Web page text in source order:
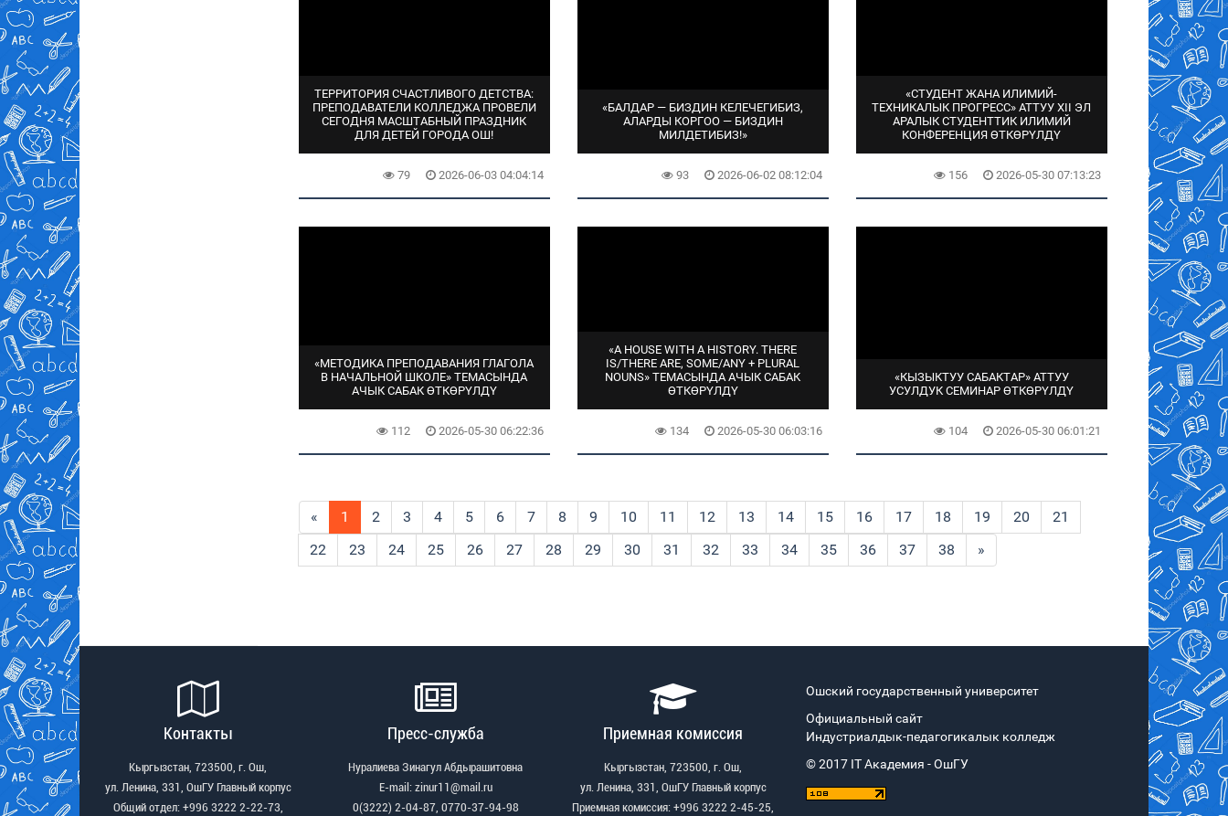
ТЕРРИТОРИЯ СЧАСТЛИВОГО ДЕТСТВА:
ПРЕПОДАВАТЕЛИ КОЛЛЕДЖА ПРОВЕЛИ
СЕГОДНЯ МАСШТАБНЫЙ ПРАЗДНИК
ДЛЯ ДЕТЕЙ ГОРОДА ОШ!
79 2026-06-03 04:04:14
«БАЛДАР — БИЗДИН КЕЛЕЧЕГИБИЗ,
АЛАРДЫ КОРГОО — БИЗДИН
МИЛДЕТИБИЗ!»
93 2026-06-02 08:12:04
«СТУДЕНТ ЖАНА ИЛИМИЙ-
ТЕХНИКАЛЫК ПРОГРЕСС» АТТУУ XII ЭЛ
АРАЛЫК СТУДЕНТТИК ИЛИМИЙ
КОНФЕРЕНЦИЯ ӨТКӨРҮЛДҮ
156 2026-05-30 07:13:23
«МЕТОДИКА ПРЕПОДАВАНИЯ ГЛАГОЛА
В НАЧАЛЬНОЙ ШКОЛЕ» ТЕМАСЫНДА
АЧЫК САБАК ӨТКӨРҮЛДҮ
112 2026-05-30 06:22:36
«A HOUSE WITH A HISTORY. THERE
IS/THERE ARE, SOME/ANY + PLURAL
NOUNS» ТЕМАСЫНДА АЧЫК САБАК
ӨТКӨРҮЛДҮ
134 2026-05-30 06:03:16
«КЫЗЫКТУУ САБАКТАР» АТТУУ
УСУЛДУК СЕМИНАР ӨТКӨРҮЛДҮ
104 2026-05-30 06:01:21
« 1 2 3 4 5 6 7 8 9 10 11 12 13 14 15 16 17 18 19 20
21
22
23 24 25 26 27 28 29 30 31 32 33 34 35 36 37 38 »
Контакты
Кыргызстан, 723500, г. Ош,
ул. Ленина, 331, ОшГУ Главный корпус
Общий отдел: +996 3222 2-22-73,
Пресс-служба
Нуралиева Зинагул Абдырашитовна
Е-mail: zinur11@mail.ru
0(3222) 2-04-87, 0770-37-94-98
Приемная комиссия
Кыргызстан, 723500, г. Ош,
ул. Ленина, 331, ОшГУ Главный корпус
Приемная комиссия: +996 3222 2-45-25,
Ошский государственный университет
Официальный сайт
Индустриалдык-педагогикалык колледж
© 2017 IT Академия - OшГУ